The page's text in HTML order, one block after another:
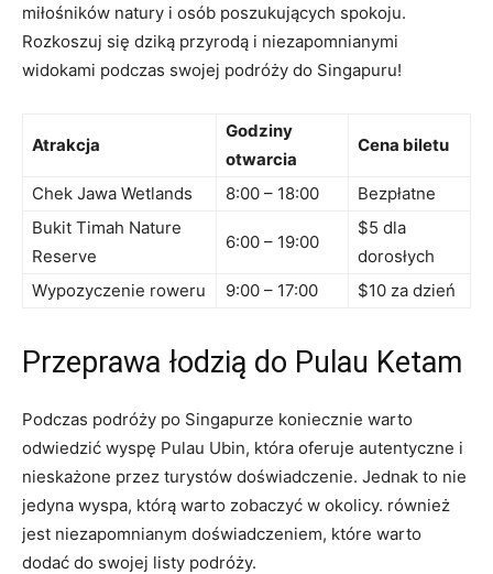
miłośników‍ natury i osób poszukujących spokoju.​
Rozkoszuj się dziką przyrodą⁢ i niezapomnianymi
⁣widokami podczas swojej podróży do Singapuru!
Atrakcja
Godziny⁤
otwarcia
Cena‌ biletu
Chek Jawa Wetlands 8:00 – 18:00
Bezpłatne
Bukit Timah Nature
Reserve
6:00 – 19:00
$5 dla
dorosłych
Wypozyczenie⁤ roweru
9:00⁢ – 17:00 $10 za dzień
Przeprawa łodzią do Pulau Ketam
Podczas podróży po ​Singapurze koniecznie warto
odwiedzić wyspę⁤ Pulau Ubin, która oferuje‍ autentyczne i
nieskażone przez turystów doświadczenie. Jednak to ​nie
jedyna wyspa, którą ⁤warto⁣ zobaczyć w okolicy. również
jest niezapomnianym⁤ doświadczeniem, które warto
dodać do swojej listy podróży.